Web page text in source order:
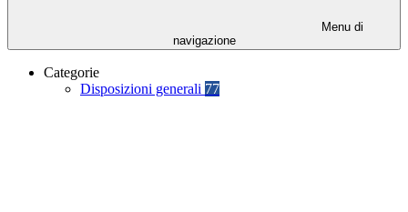
Menu di
navigazione
Categorie
Disposizioni generali 77